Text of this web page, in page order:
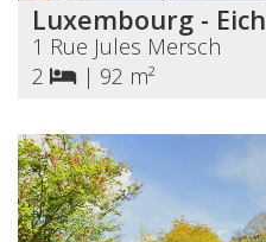
Luxembourg - Eich
1 Rue Jules Mersch
2
| 92 m²